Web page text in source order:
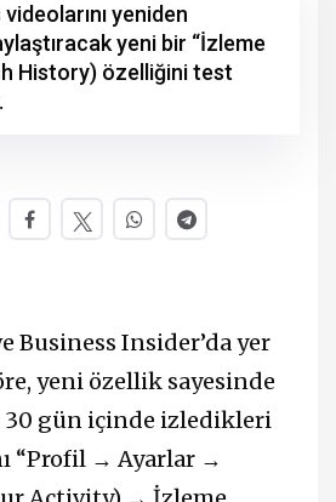
yeniden
yeni bir “İzleme
History) özelliğini test
Business Insider’da yer
yeni özellik sayesinde
30 gün içinde izledikleri
“Profil → Ayarlar →